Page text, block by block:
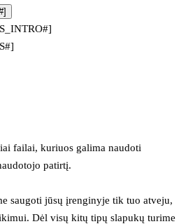
failai, kuriuos galima naudoti
patirtį.
saugoti jūsų įrenginyje tik tuo atveju,
Dėl visų kitų tipų slapukų turime